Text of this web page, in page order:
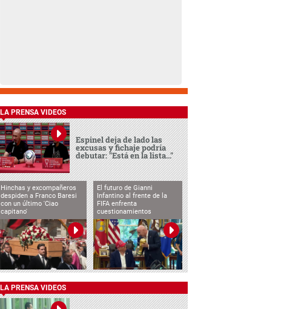
LA PRENSA VIDEOS
Espinel deja de lado las
excusas y fichaje podría
debutar: "Está en la lista..."
Hinchas y excompañeros
despiden a Franco Baresi
con un último 'Ciao
capitano'
El futuro de Gianni
Infantino al frente de la
FIFA enfrenta
cuestionamientos
LA PRENSA VIDEOS